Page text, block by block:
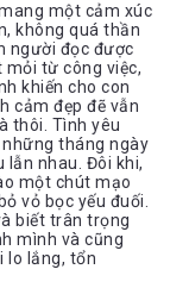
một cảm xúc
không quá thần
người đọc được
mỏi từ công việc,
khiến cho con
cảm đẹp đẽ vẫn
thôi. Tình yêu
tháng ngày
lẫn nhau. Đôi khi,
một chút mạo
vỏ bọc yếu đuối.
biết trân trọng
mình và cũng
lo lắng, tổn